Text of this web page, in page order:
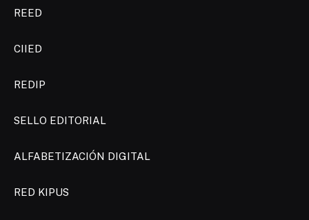
REED
CIIED
REDIP
SELLO EDITORIAL
ALFABETIZACIÓN DIGITAL
RED KIPUS